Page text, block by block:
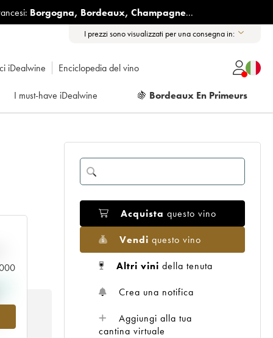
Borgogna, Bordeaux, Champagne...
I prezzi sono visualizzati per una consegna in:
iDealwine Enciclopedia del vino
I must-have iDealwine 🍇 Bordeaux En Primeurs
Acquista questo vino
Vendi questo vino
Altri vini della tenuta
Crea una notifica
Aggiungi alla tua
cantina virtuale